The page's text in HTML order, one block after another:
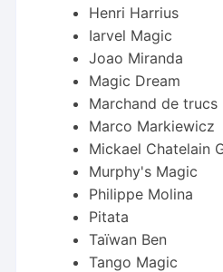
Henri Harrius
Iarvel Magic
Joao Miranda
Magic Dream
Marchand de trucs
Marco Markiewicz
Mickael Chatelain
Murphy's Magic
Philippe Molina
Pitata
Taïwan Ben
Tango Magic